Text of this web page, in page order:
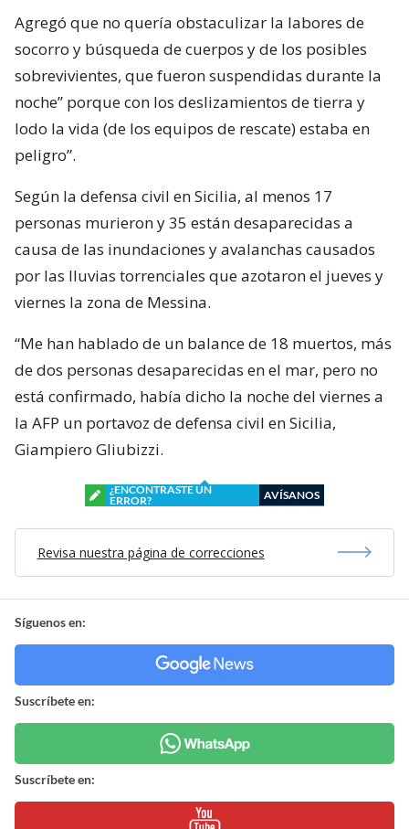
Agregó que no quería obstaculizar la labores de
socorro y búsqueda de cuerpos y de los posibles
sobrevivientes, que fueron suspendidas durante la
noche” porque con los deslizamientos de tierra y
lodo la vida (de los equipos de rescate) estaba en
peligro”.
Según la defensa civil en Sicilia, al menos 17
personas murieron y 35 están desaparecidas a
causa de las inundaciones y avalanchas causados
por las lluvias torrenciales que azotaron el jueves y
viernes la zona de Messina.
“Me han hablado de un balance de 18 muertos, más
de dos personas desaparecidas en el mar, pero no
está confirmado, había dicho la noche del viernes a
la AFP un portavoz de defensa civil en Sicilia,
Giampiero Gliubizzi.
¿ENCONTRASTE UN
ERROR?
AVÍSANOS
Revisa nuestra página de correcciones
Síguenos en:
Suscríbete en:
Suscríbete en: